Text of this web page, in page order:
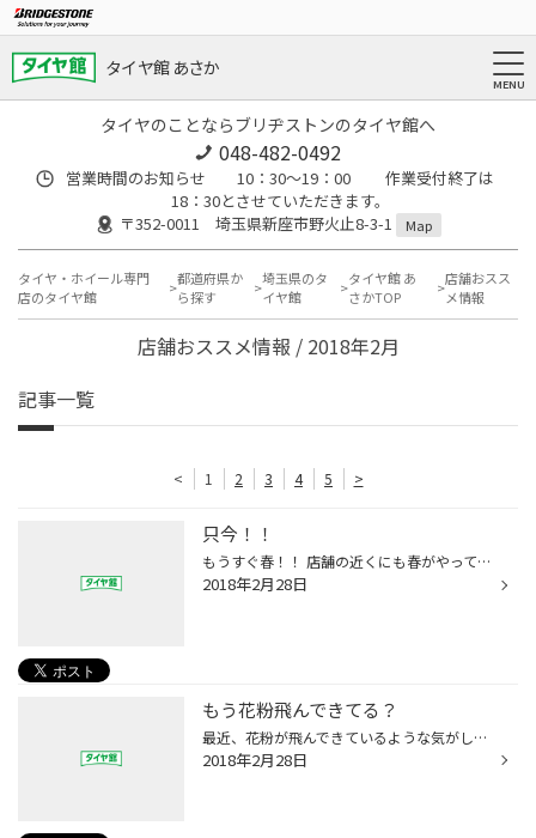
タイヤ館 あさか
タイヤのことならブリヂストンのタイヤ館へ
048-482-0492
営業時間のお知らせ 10：30～19：00 作業受付終了は
18：30とさせていただきます。
〒352-0011 埼玉県新座市野火止8-3-1
Map
タイヤ・ホイール専門
店のタイヤ館
都道府県か
ら探す
埼玉県のタ
イヤ館
タイヤ館 あ
さかTOP
店舗おスス
メ情報
店舗おススメ情報 / 2018年2月
記事一覧
< 1 2 3 4 5 >
只今！！
もうすぐ春！！ 店舗の近くにも春がやって来ております(^O^)／ 梅の花やヽ(^。^)ノ 花粉(ーー;) などなど 只今、スタッドレスタイヤ在庫処分コーナー完成しました(^O^)／ この時期にスタッドレス？という方 これからまだまだ、スキー＆スノボーに行くよ！という方や 来シーズンに向けてご検討の方！...
2018年2月28日
もう花粉飛んできてる？
最近、花粉が飛んできているような気がします。 くしゃみも出て目がかゆくなってきた感じがします。 花粉症持ちの方私と同じ気持ちでしょうか 運転中にくしゃみが出るとヒヤッとしたことないでしょうか。 私も経験があります。 マスクや薬を飲んでの対策もそうですが車内も対策ができるのご存知です...
2018年2月28日